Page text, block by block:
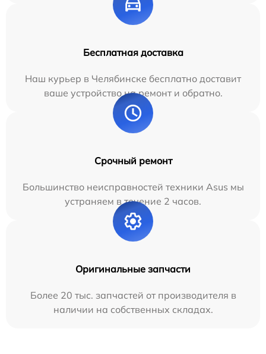
Бесплатная доставка
Наш курьер в Челябинске бесплатно доставит
ваше устройство на ремонт и обратно.
Срочный ремонт
Большинство неисправностей техники Asus мы
устраняем в течение 2 часов.
Оригинальные запчасти
Более 20 тыс. запчастей от производителя в
наличии на собственных складах.